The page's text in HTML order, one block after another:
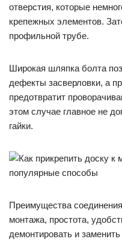
отверстия, которые
крепежных элементов.
профильной трубе.
Широкая шляпка болта
дефекты засверловки, а
предотвратит
этом случае главное не
гайки.
Преимущества
монтажа, простота,
демонтировать и